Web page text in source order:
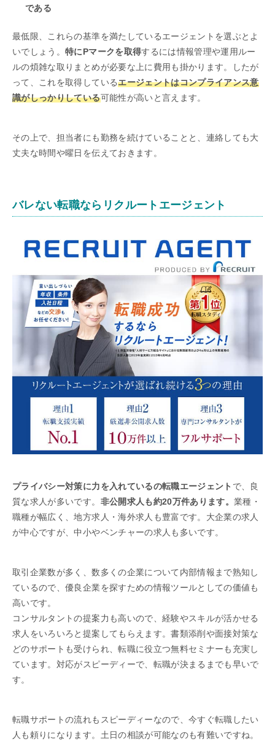
である
最低限、これらの基準を満たしているエージェントを選ぶとよ
いでしょう。特にPマークを取得するには情報管理や運用ルー
ルの煩雑な取りまとめが必要な上に費用も掛かります。したが
って、これを取得しているエージェントはコンプライアンス意
識がしっかりしている可能性が高いと言えます。
その上で、担当者にも勤務を続けていることと、連絡しても大
丈夫な時間や曜日を伝えておきます。
バレない転職ならリクルートエージェント
プライバシー対策に力を入れているの転職エージェント で、良
質な求人が多いです。 非公開求人も約20万件あります。業種・
職種が幅広く、地方求人・海外求人も豊富です。大企業の求人
が中心ですが、中小やベンチャーの求人も多いです。
取引企業数が多く、数多くの企業について内部情報まで熟知し
ているので、優良企業を探すための情報ツールとしての価値も
高いです。
コンサルタントの提案力も高いので、経験やスキルが活かせる
求人をいろいろと提案してもらえます。書類添削や面接対策な
どのサポートも受けられ、転職に役立つ無料セミナーも充実し
ています。対応がスピーディーで、転職が決まるまでも早いで
す。
転職サポートの流れもスピーディーなので、今すぐ転職したい
人も頼りになります。土日の相談が可能なのも有難いですね。